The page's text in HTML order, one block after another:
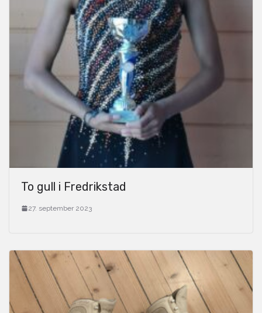
To gull i Fredrikstad
27. september 2023